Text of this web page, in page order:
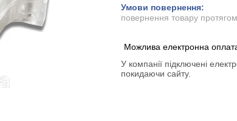
повернення товару
У компанії підключені
покидаючи сайту.